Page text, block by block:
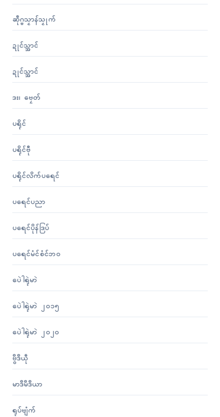
ဆဵုဂ္ဗသၟာန်သၟုက်
ဍုၚ်သ္အာၚ်
ဍုၚ်သ္အာၚ်
ဒး၊ ဗၠေတ်
ပရိုၚ်
ပရိုၚ်ဗီု
ပရိုၚ်လိက်ပရေၚ်
ပရေၚ်ပညာ
ပရေၚ်ပိုန်ဒြပ်
ပရေၚ်မံၚ်စံၚ်ဘဝ
ပေဲါရုဲမာဲ
ပေဲါရုဲမာဲ ၂၀၁၅
ပေဲါရုဲမာဲ ၂၀၂၀
ဗွဳဒဳယဵု
မာဒဳမဳဒဳယာ
ရုပ်ဗျံက်